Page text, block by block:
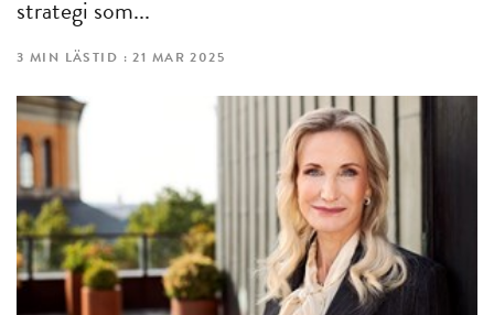
strategi som...
3 MIN LÄSTID : 21 MAR 2025